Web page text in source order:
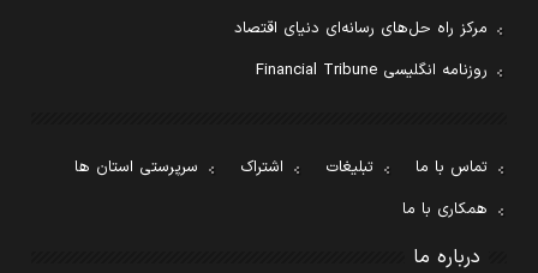
مرکز راه حل‌های رسانه‌ای دنیای اقتصاد
روزنامه انگلیسی Financial Tribune
تماس با ما تبلیغات اشتراک
سرپرستی استان ها
همکاری با ما
درباره ما